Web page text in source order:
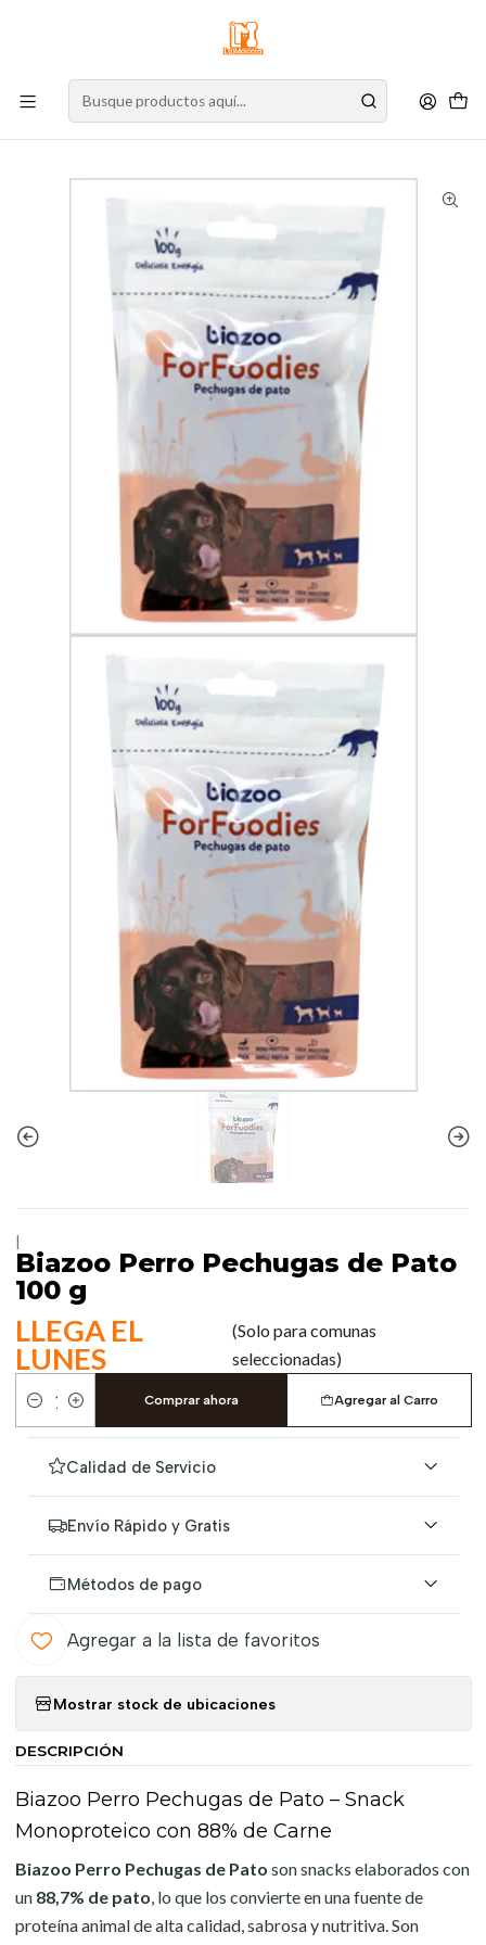
Nuestro stock online es independiente de la tienda física.
Compre por la web para garantizar sus productos y espere nuestra
Inicio Perro Alimento para Perros
Snacks
Biazoo Perro Pechugas de Pato 100 g
Biazoo Perro Pechugas de Pato
100 g
LLEGA EL
LUNES
(Solo para comunas
seleccionadas)
Cantidad
Agregar al Carro
Comprar ahora
Calidad de Servicio
Envío Rápido y Gratis
Métodos de pago
Agregar a la lista de favoritos
Mostrar stock de ubicaciones
DESCRIPCIÓN
Biazoo Perro Pechugas de Pato – Snack
Monoproteico con 88% de Carne
Biazoo Perro Pechugas de Pato son snacks elaborados con
un 88,7% de pato, lo que los convierte en una fuente de
proteína animal de alta calidad, sabrosa y nutritiva. Son